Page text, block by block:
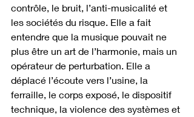
contrôle, le bruit, l’anti-musicalité et
les sociétés du risque. Elle a fait
entendre que la musique pouvait ne
plus être un art de l’harmonie, mais un
opérateur de perturbation. Elle a
déplacé l’écoute vers l’usine, la
ferraille, le corps exposé, le dispositif
technique, la violence des systèmes et